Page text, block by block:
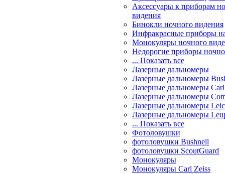
Аксессуары к приборам
видения
Бинокли ночного видения
Инфракрасные приборы
Монокуляры ночного
Недорогие приборы
... Показать все
Лазерные дальномеры
Лазерные дальномеры
Лазерные дальномеры
Лазерные дальномеры
Лазерные дальномеры
Лазерные дальномеры
... Показать все
Фотоловушки
фотоловушки Bushnell
фотоловушки ScoutGuard
Монокуляры
Монокуляры Carl Zeiss